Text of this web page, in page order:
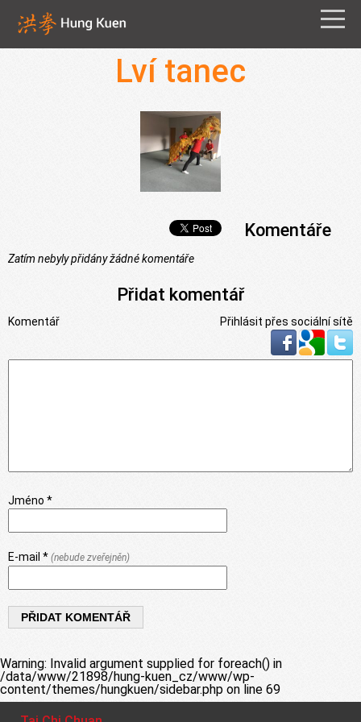
Lví tanec
2017. První
veřejné
Komentáře
Zatím nebyly přidány žádné komentáře
Přidat komentář
Přihlásit přes sociální sítě
Komentář
Jméno *
E-mail * (nebude zveřejněn)
Warning: Invalid argument supplied for foreach() in
/data/www/21898/hung-kuen_cz/www/wp-
content/themes/hungkuen/sidebar.php on line 69